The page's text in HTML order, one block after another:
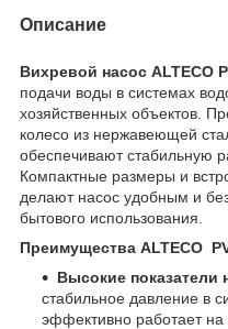
Описание
Вихревой насос ALTECO
подачи воды в системах
хозяйственных объектов.
колесо из нержавеющей
обеспечивают стабильную
Компактные размеры и
делают насос удобным и
бытового использования.
Преимущества ALTECO
Высокие показатели
стабильное давление в
эффективно работает